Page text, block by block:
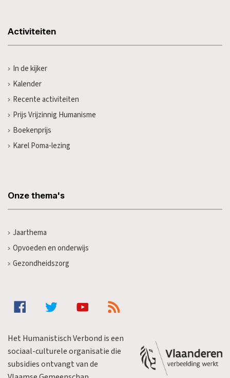
Activiteiten
In de kijker
Kalender
Recente activiteiten
Prijs Vrijzinnig Humanisme
Boekenprijs
Karel Poma-lezing
Onze thema's
Jaarthema
Opvoeden en onderwijs
Gezondheidszorg
Het Humanistisch Verbond is een
sociaal-culturele organisatie die
subsidies ontvangt van de